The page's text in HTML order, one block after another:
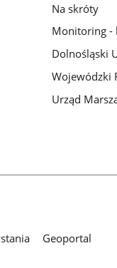
Na skróty
Monitoring -
Dolnośląski
Wojewódzki
Urząd
Geoportal